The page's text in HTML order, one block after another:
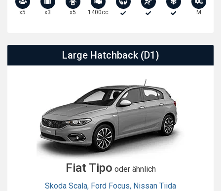
x5 x3 x5 1400cc M
Large Hatchback (D1)
Fiat Tipo oder ähnlich
Skoda Scala, Ford Focus, Nissan Tiida